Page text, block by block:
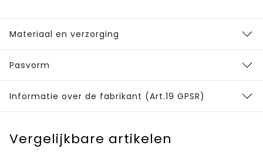
Materiaal en verzorging
Pasvorm
Informatie over de fabrikant (Art.19 GPSR)
Vergelijkbare artikelen